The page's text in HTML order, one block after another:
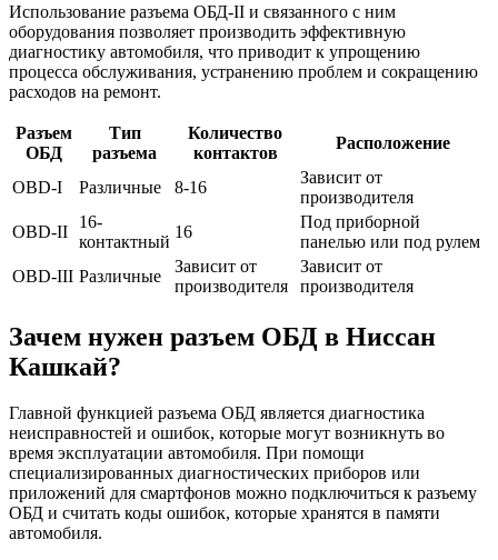
Использование разъема ОБД-II и связанного с ним
оборудования позволяет производить эффективную
диагностику автомобиля, что приводит к упрощению
процесса обслуживания, устранению проблем и сокращению
расходов на ремонт.
Разъем
ОБД
Тип
разъема
Количество
контактов
Расположение
OBD-I Различные 8-16
Зависит от
производителя
OBD-II
16-
контактный
16
Под приборной
панелью или под рулем
OBD-III Различные
Зависит от
производителя
Зависит от
производителя
Зачем нужен разъем ОБД в Ниссан
Кашкай?
Главной функцией разъема ОБД является диагностика
неисправностей и ошибок, которые могут возникнуть во
время эксплуатации автомобиля. При помощи
специализированных диагностических приборов или
приложений для смартфонов можно подключиться к разъему
ОБД и считать коды ошибок, которые хранятся в памяти
автомобиля.